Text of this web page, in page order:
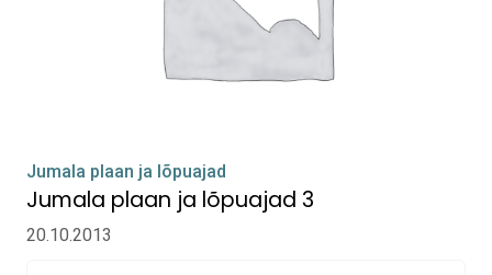
Jumala plaan ja lõpuajad
Jumala plaan ja lõpuajad 3
20.10.2013